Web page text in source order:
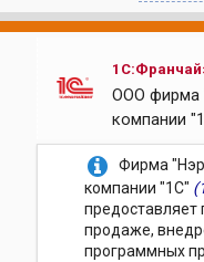
ООО фирма
компании
Фирма
компании "1С"
предоставляет
продаже,
программных